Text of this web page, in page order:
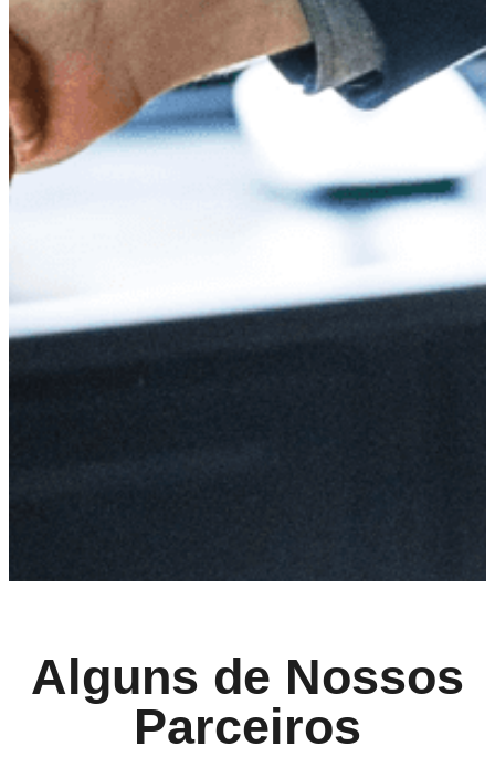
Alguns de Nossos
Parceiros